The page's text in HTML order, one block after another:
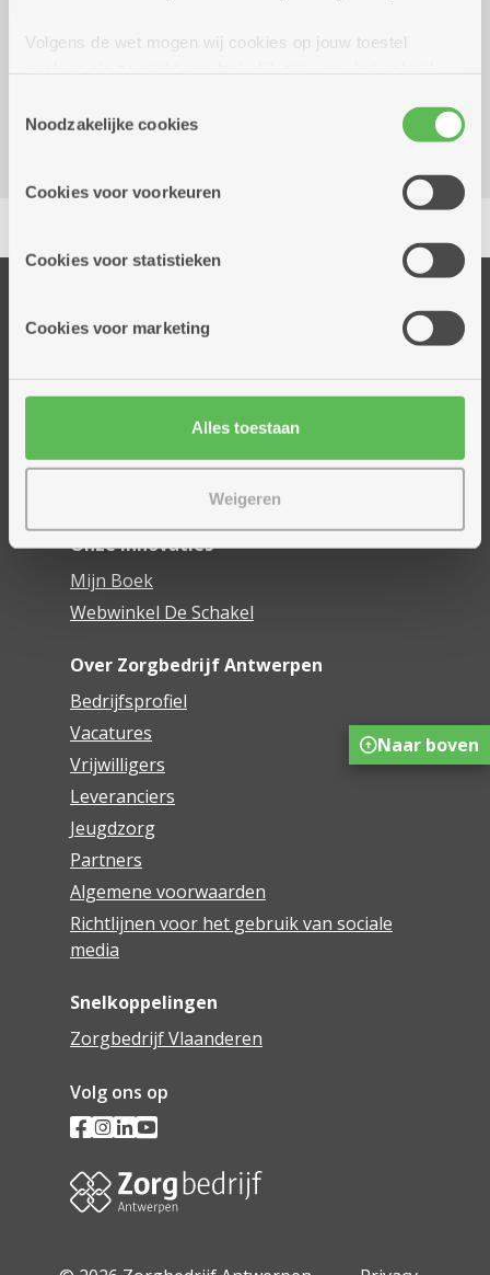
Volgens de wet mogen wij cookies op jouw toestel
cookies hebben we jouw toestemming nodig. Sommige
cookies worden geplaatst door derde partijen die een
informatie over jouw (geanonimiseerd) gebruik van onze
partners kunnen deze gegevens combineren met andere
Noodzakelijke cookies
Cookies voor voorkeuren
Cookies voor statistieken
Cookies voor marketing
Alles toestaan
Weigeren
Reserveer vervoer
Dienstencentrum Rozenboom
2100 Deurne
Thuisdiensten
Assistentiewoningen
Woonzorgcentra
Financieel comfort
Onze innovaties
Mijn Boek
Webwinkel De Schakel
Over Zorgbedrijf Antwerpen
Bedrijfsprofiel
Vacatures
Vrijwilligers
Leveranciers
Jeugdzorg
Partners
Algemene voorwaarden
Richtlijnen voor het gebruik van sociale
media
Snelkoppelingen
Zorgbedrijf Vlaanderen
Volg ons op
Naar boven